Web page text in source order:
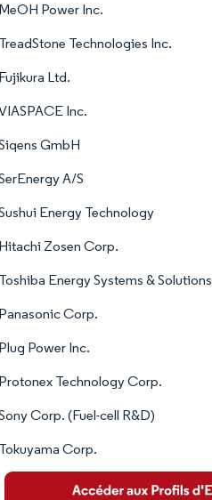
MeOH Power Inc.
TreadStone Technologies Inc.
Fujikura Ltd.
Inc.
GmbH
A/S
Energy Technology
Hitachi Zosen Corp.
Toshiba Energy Systems & Solutions
Panasonic Corp.
Plug Power Inc.
Protonex Technology Corp.
Corp. (Fuel-cell R&D)
Tokuyama Corp.